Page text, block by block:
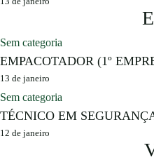
Sem categoria
EMPACOTADOR (1º
13 de janeiro
Sem categoria
TÉCNICO EM
12 de janeiro